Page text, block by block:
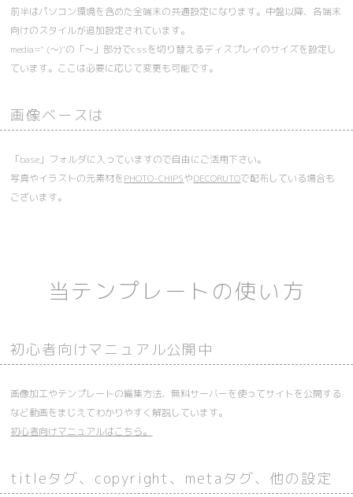
前半はパソコン環境を含めた全端末の共通設定になります。中盤以降、各端末
向けのスタイルが追加設定されています。
media=" (～)"の「～」部分でcssを切り替えるディスプレイのサイズを設定し
ています。ここは必要に応じて変更も可能です。
画像ベースは
「base」フォルダに入っていますので自由にご活用下さい。
写真やイラストの元素材をPHOTO-CHIPSやDECORUTOで配布している場合も
ございます。
当テンプレートの使い方
初心者向けマニュアル公開中
画像加工やテンプレートの編集方法、無料サーバーを使ってサイトを公開する
など動画をまじえてわかりやすく解説しています。
初心者向けマニュアルはこちら。
titleタグ、copyright、metaタグ、他の設定